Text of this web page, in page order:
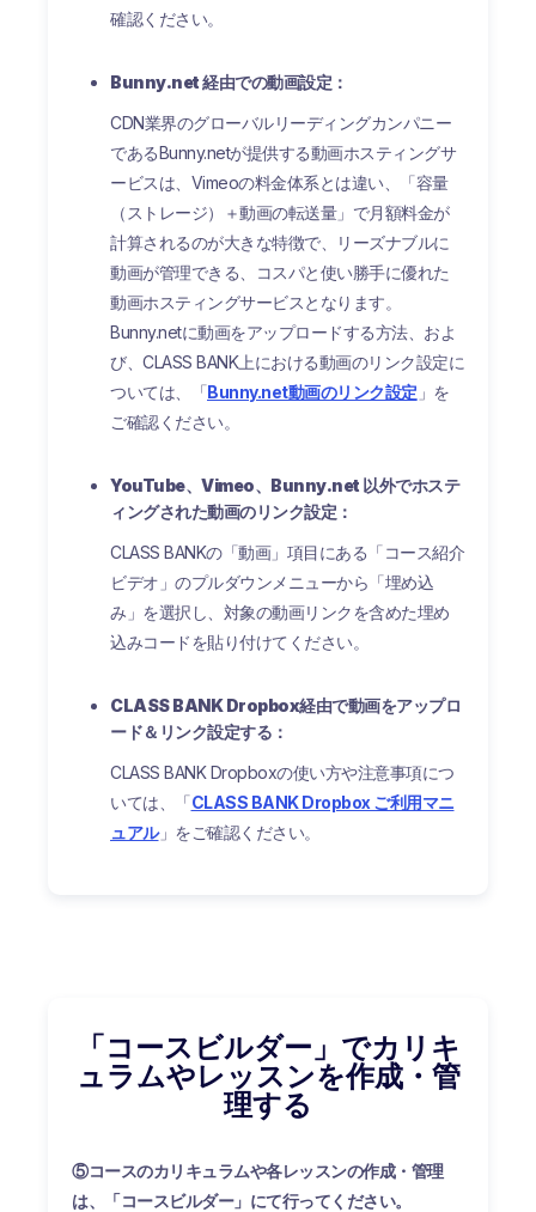
確認ください。
Bunny.net 経由での動画設定：
CDN業界のグローバルリーディングカンパニー
であるBunny.netが提供する動画ホスティングサ
ービスは、Vimeoの料金体系とは違い、「容量
（ストレージ）＋動画の転送量」で月額料金が
計算されるのが大きな特徴で、リーズナブルに
動画が管理できる、コスパと使い勝手に優れた
動画ホスティングサービスとなります。
Bunny.netに動画をアップロードする方法、およ
び、CLASS BANK上における動画のリンク設定に
ついては、「Bunny.net動画のリンク設定 」を
ご確認ください。
YouTube、Vimeo、Bunny.net 以外でホステ
ィングされた動画のリンク設定：
CLASS BANKの「動画」項目にある「コース紹介
ビデオ」のプルダウンメニューから「埋め込
み」を選択し、対象の動画リンクを含めた埋め
込みコードを貼り付けてください。
CLASS BANK Dropbox経由で動画をアップロ
ード＆リンク設定する：
CLASS BANK Dropboxの使い方や注意事項につ
いては 、「CLASS BANK Dropbox ご利用マニ
ュアル」をご確認ください。
「コースビルダー」でカリキ
ュラムやレッスンを作成・管
理する
⑤コースのカリキュラムや各レッスンの作成・管理
は、「コースビルダー」にて行ってください。